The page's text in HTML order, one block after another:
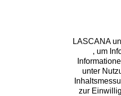
LASCANA
, um
unter
zur